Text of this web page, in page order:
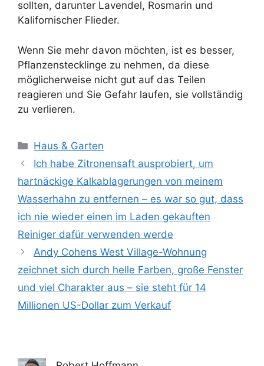
sollten, darunter Lavendel, Rosmarin und
Kalifornischer Flieder.
Wenn Sie mehr davon möchten, ist es besser,
Pflanzenstecklinge zu nehmen, da diese
möglicherweise nicht gut auf das Teilen
reagieren und Sie Gefahr laufen, sie vollständig
zu verlieren.
Kategorien
Haus & Garten
Ich habe Zitronensaft ausprobiert, um
hartnäckige Kalkablagerungen von meinem
Wasserhahn zu entfernen – es war so gut, dass
ich nie wieder einen im Laden gekauften
Reiniger dafür verwenden werde
Andy Cohens West Village-Wohnung
zeichnet sich durch helle Farben, große Fenster
und viel Charakter aus – sie steht für 14
Millionen US-Dollar zum Verkauf